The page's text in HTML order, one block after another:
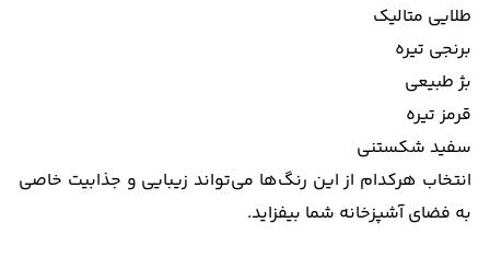
طلایی متالیک
برنجی تیره
بژ طبیعی
قرمز تیره
سفید شکستنی
انتخاب هرکدام از این رنگ‌ها می‌تواند زیبایی و جذابیت خاصی
به فضای آشپزخانه شما بیفزاید.